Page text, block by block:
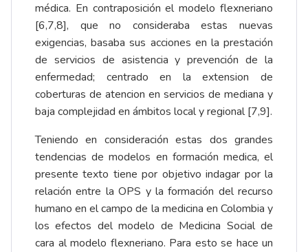
médica. En contraposición el modelo flexneriano
[6,7,8], que no consideraba estas nuevas
exigencias, basaba sus acciones en la prestación
de servicios de asistencia y prevención de la
enfermedad; centrado en la extension de
coberturas de atencion en servicios de mediana y
baja complejidad en ámbitos local y regional [7,9].
Teniendo en consideración estas dos grandes
tendencias de modelos en formación medica, el
presente texto tiene por objetivo indagar por la
relación entre la OPS y la formación del recurso
humano en el campo de la medicina en Colombia y
los efectos del modelo de Medicina Social de
cara al modelo flexneriano. Para esto se hace un